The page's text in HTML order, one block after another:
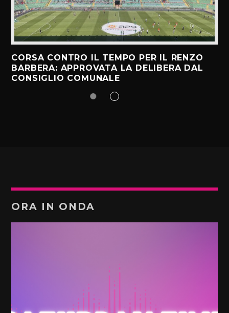
CORSA CONTRO IL TEMPO PER IL RENZO
BARBERA: APPROVATA LA DELIBERA DAL
CONSIGLIO COMUNALE
ORA IN ONDA